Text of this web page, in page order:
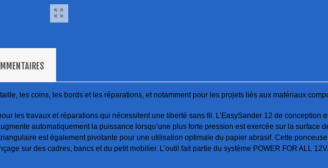
les coins, les bords et les réparations, et notamment pour les projets liés aux matériaux
les travaux et réparations qui nécessitent une liberté sans fil. L’EasySander 12 de conception
automatiquement la puissance lorsqu’une plus forte pression est exercée sur la surface
est également pivotante pour une utilisation optimale du papier abrasif. Cette
sur des cadres, bancs et du petit mobilier. L’outil fait partie du système POWER FOR ALL